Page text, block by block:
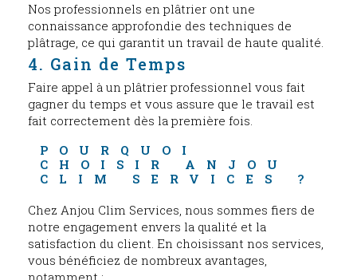
Nos professionnels en plâtrier ont une
connaissance approfondie des techniques de
plâtrage, ce qui garantit un travail de haute qualité.
4. Gain de Temps
Faire appel à un plâtrier professionnel vous fait
gagner du temps et vous assure que le travail est
fait correctement dès la première fois.
POURQUOI
CHOISIR ANJOU
CLIM SERVICES ?
Chez Anjou Clim Services, nous sommes fiers de
notre engagement envers la qualité et la
satisfaction du client. En choisissant nos services,
vous bénéficiez de nombreux avantages,
notamment :